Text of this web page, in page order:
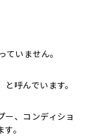
いません。
呼んでいます。
ー、コンディショ
。